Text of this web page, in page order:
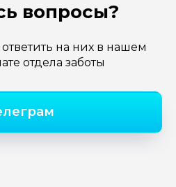
вопросы?
на них в нашем
отдела заботы